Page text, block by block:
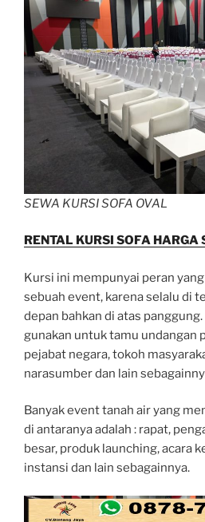
SEWA KURSI SOFA OVAL
RENTAL KURSI SOFA HARGA
Kursi ini mempunyai peran
sebuah event, karena selalu di
depan bahkan di atas
gunakan untuk tamu undangan
pejabat negara, tokoh
narasumber dan lain
Banyak event tanah air yang
di antaranya adalah : rapat,
besar, produk launching, acara
instansi dan lain sebagainnya.